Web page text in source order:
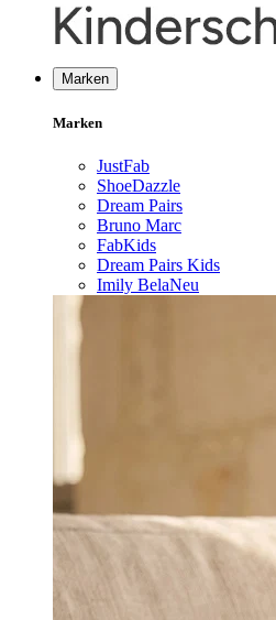
Marken
Marken
JustFab
ShoeDazzle
Dream Pairs
Bruno Marc
FabKids
Dream Pairs Kids
Imily BelaNeu